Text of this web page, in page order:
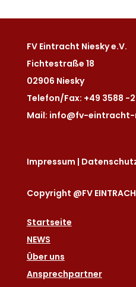
FV Eintracht Niesky e.V.
Fichtestraße 18
02906 Niesky
Telefon/Fax: +49 3588 -
Mail: info@fv-eintracht-
Impressum |
Copyright @FV
Startseite
NEWS
Über uns
Ansprechpartner